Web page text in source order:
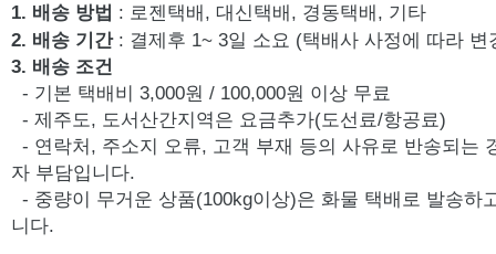
1. 배송 방법 : 로젠택배, 대신택배, 경동택배, 기타
2. 배송 기간 : 결제후 1~ 3일 소요 (택배사 사정에 따라 변
3. 배송 조건
- 기본 택배비 3,000원 / 100,000원 이상 무료
- 제주도, 도서산간지역은 요금추가(도선료/항공료)
- 연락처, 주소지 오류, 고객 부재 등의 사유로 반송되는
자 부담입니다.
- 중량이 무거운 상품(100kg이상)은 화물 택배로 발송하
니다.